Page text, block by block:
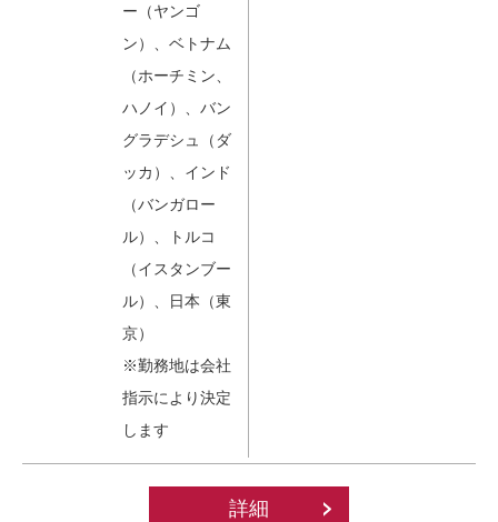
ー（ヤンゴ
ン）、ベトナム
（ホーチミン、
ハノイ）、バン
グラデシュ（ダ
ッカ）、インド
（バンガロー
ル）、トルコ
（イスタンブー
ル）、日本（東
京）
※勤務地は会社
指示により決定
します
詳細